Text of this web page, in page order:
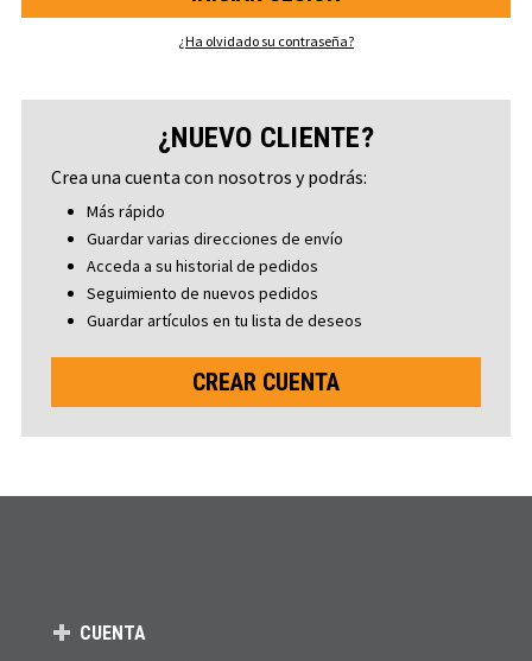
¿Ha olvidado su contraseña?
¿NUEVO CLIENTE?
Crea una cuenta con nosotros y podrás:
Más rápido
Guardar varias direcciones de envío
Acceda a su historial de pedidos
Seguimiento de nuevos pedidos
Guardar artículos en tu lista de deseos
CREAR CUENTA
CUENTA